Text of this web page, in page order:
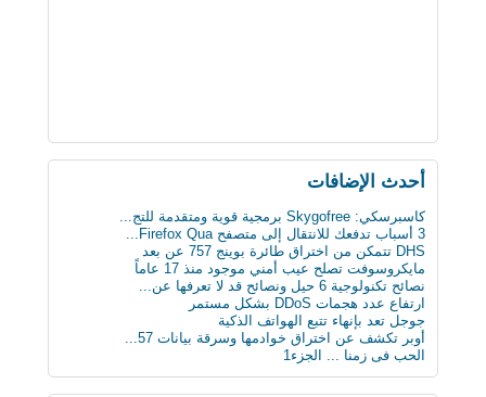
أحدث اﻹضافات
كاسبرسكي: Skygofree برمجية قوية ومتقدمة للتج...
3 أسباب تدفعك للانتقال إلى متصفح Firefox Qua...
DHS تتمكن من اختراق طائرة بوينج 757 عن بعد
مايكروسوفت تصلح عيب أمني موجود منذ 17 عاماً
نصائح تكنولوجية 6 حيل ونصائح قد لا تعرفها عن...
ارتفاع عدد هجمات DDoS بشكل مستمر
جوجل تعد بإنهاء تتبع الهواتف الذكية
أوبر تكشف عن اختراق خوادمها وسرقة بيانات 57...
الحب فى زمنا ... الجزء1